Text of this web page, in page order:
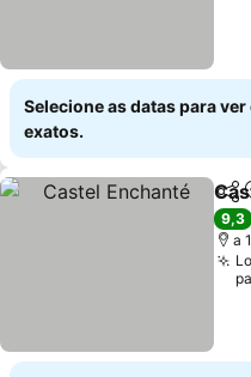
Selecione as datas para
exatos.
9,3
a